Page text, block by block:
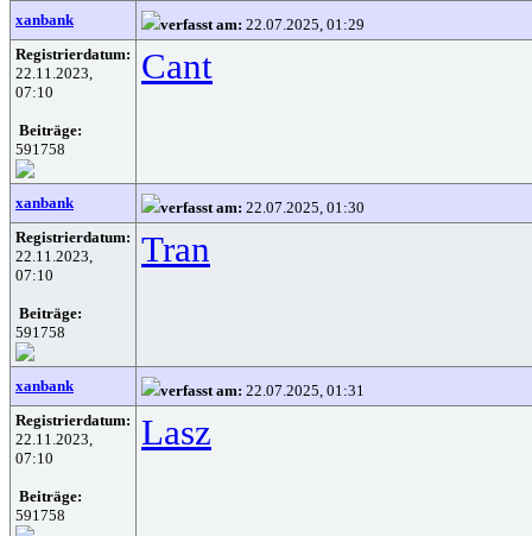
xanbank verfasst am: 22.07.2025, 01:29
Registrierdatum:
22.11.2023,
07:10
Beiträge:
591758
Cant
xanbank verfasst am: 22.07.2025, 01:30
Registrierdatum:
22.11.2023,
07:10
Beiträge:
591758
Tran
xanbank verfasst am: 22.07.2025, 01:31
Registrierdatum:
22.11.2023,
07:10
Beiträge:
591758
Lasz